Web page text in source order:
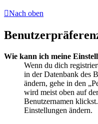
Nach oben
Wie kann ich meine
Wenn du dich
in der Datenbank des
ändern, gehe in den
wird meist oben auf
Benutzernamen
Einstellungen ändern.